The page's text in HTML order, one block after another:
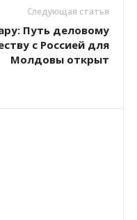
Следующая статья
Путь деловому
с Россией для
Молдовы открыт